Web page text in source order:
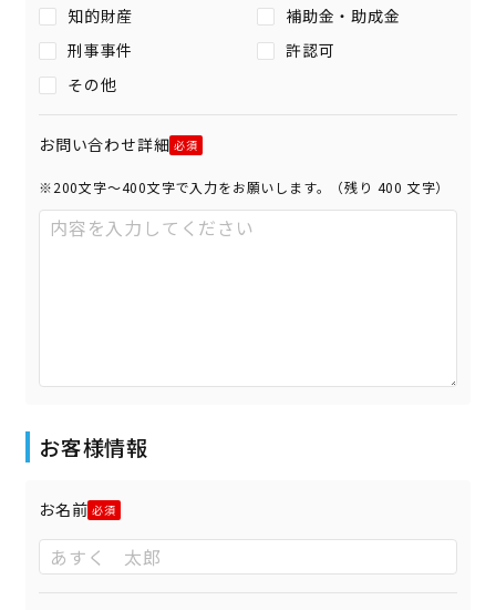
知的財産
補助金・助成金
刑事事件
許認可
その他
お問い合わせ詳細
※200文字〜400文字で入力をお願いします。（残り 400 文字）
お客様情報
お名前